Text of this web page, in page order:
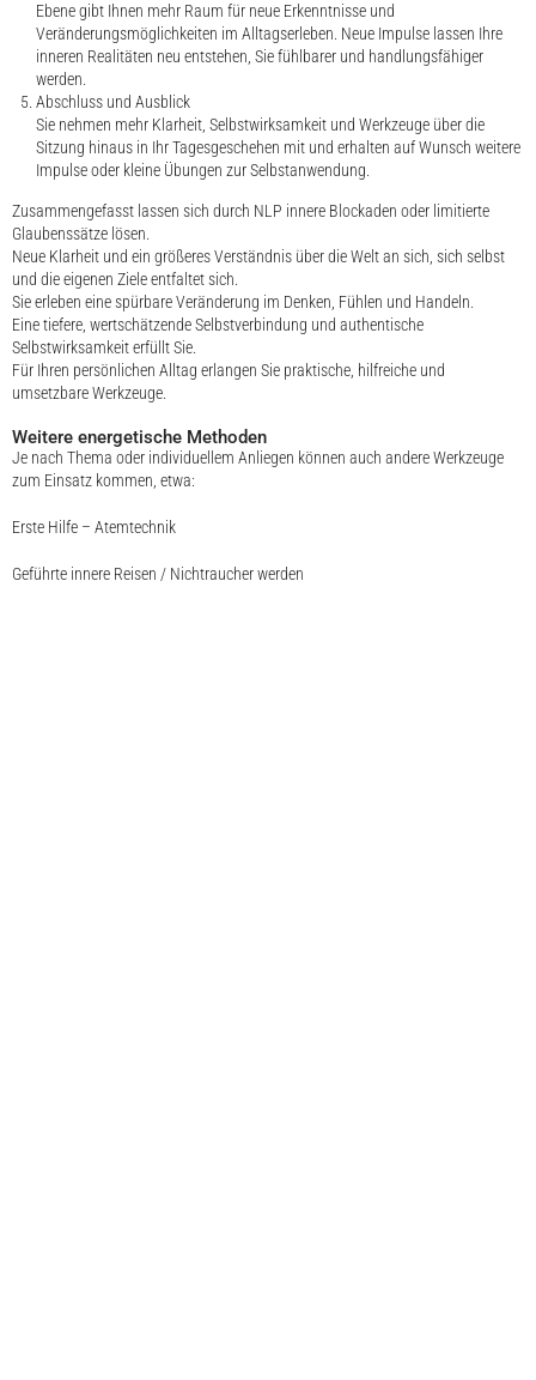
Ebene gibt Ihnen mehr Raum für neue Erkenntnisse und
Veränderungsmöglichkeiten im Alltagserleben. Neue Impulse lassen Ihre
inneren Realitäten neu entstehen, Sie fühlbarer und handlungsfähiger
werden.
Abschluss und Ausblick
Sie nehmen mehr Klarheit, Selbstwirksamkeit und Werkzeuge über die
Sitzung hinaus in Ihr Tagesgeschehen mit und erhalten auf Wunsch weitere
Impulse oder kleine Übungen zur Selbstanwendung.
Zusammengefasst lassen sich durch NLP innere Blockaden oder limitierte
Glaubenssätze lösen.
Neue Klarheit und ein größeres Verständnis über die Welt an sich, sich selbst
und die eigenen Ziele entfaltet sich.
Sie erleben eine spürbare Veränderung im Denken, Fühlen und Handeln.
Eine tiefere, wertschätzende Selbstverbindung und authentische
Selbstwirksamkeit erfüllt Sie.
Für Ihren persönlichen Alltag erlangen Sie praktische, hilfreiche und
umsetzbare Werkzeuge.
Weitere energetische Methoden
Je nach Thema oder individuellem Anliegen können auch andere Werkzeuge
zum Einsatz kommen, etwa:
Erste Hilfe – Atemtechnik
Geführte innere Reisen / Nichtraucher werden